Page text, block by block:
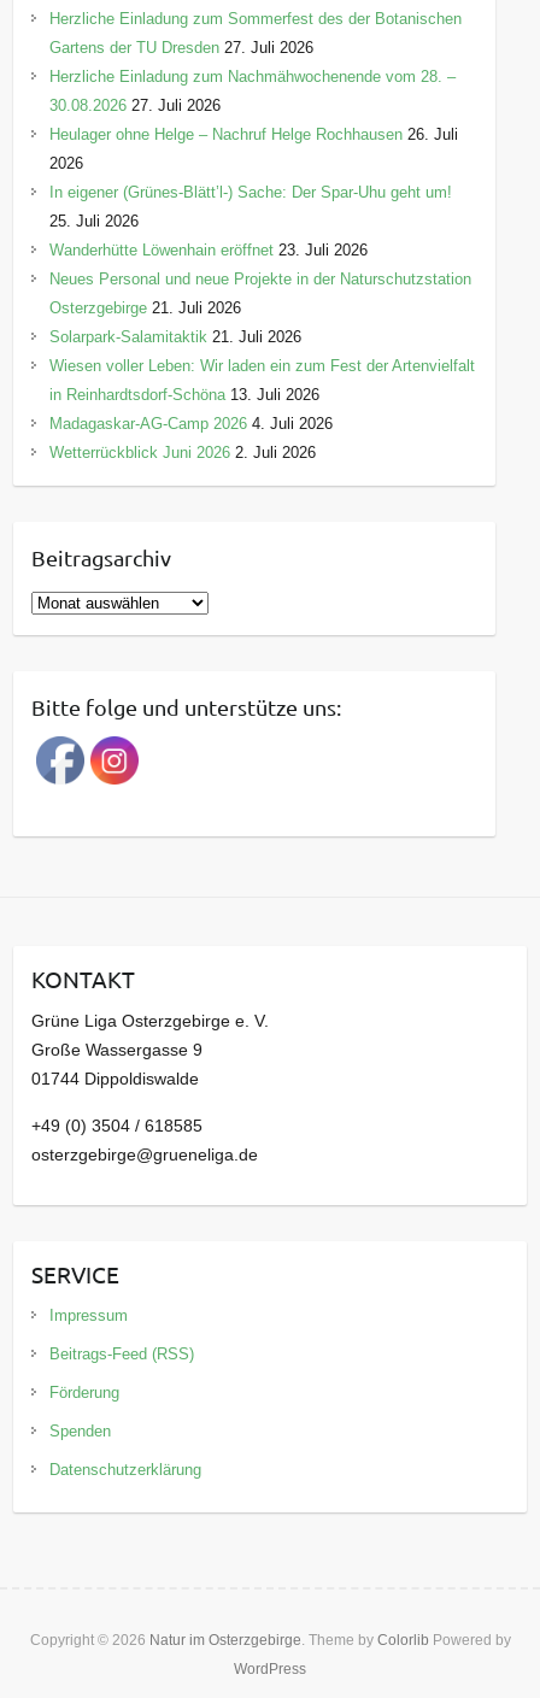
Herzliche Einladung zum Sommerfest des der Botanischen
Gartens der TU Dresden 27. Juli 2026
Herzliche Einladung zum Nachmähwochenende vom 28. –
30.08.2026 27. Juli 2026
Heulager ohne Helge – Nachruf Helge Rochhausen 26. Juli
2026
In eigener (Grünes-Blätt’l-) Sache: Der Spar-Uhu geht um!
25. Juli 2026
Wanderhütte Löwenhain eröffnet 23. Juli 2026
Neues Personal und neue Projekte in der Naturschutzstation
Osterzgebirge 21. Juli 2026
Solarpark-Salamitaktik 21. Juli 2026
Wiesen voller Leben: Wir laden ein zum Fest der Artenvielfalt
in Reinhardtsdorf-Schöna 13. Juli 2026
Madagaskar-AG-Camp 2026 4. Juli 2026
Wetterrückblick Juni 2026 2. Juli 2026
Beitragsarchiv
B
e
r
a
g
a
v
Bitte folge und unterstütze uns:
KONTAKT
Grüne Liga Osterzgebirge e. V.
Große Wassergasse 9
01744 Dippoldiswalde
+49 (0) 3504 / 618585
osterzgebirge@grueneliga.de
SERVICE
Impressum
Beitrags-Feed (RSS)
Förderung
Spenden
Datenschutzerklärung
Copyright © 2026 Natur im Osterzgebirge. Theme by Colorlib Powered by
WordPress